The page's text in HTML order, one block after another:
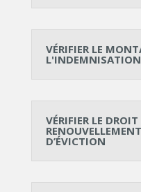
VÉRIFIER LE
VÉRIFIER LE
D’ÉVICTION